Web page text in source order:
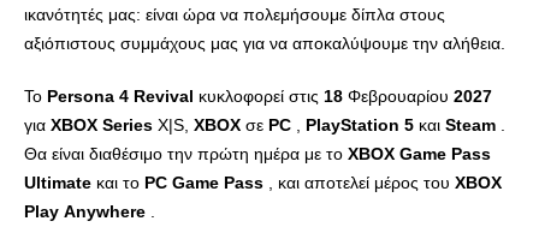
ικανότητές μας: είναι ώρα να πολεμήσουμε δίπλα στους
αξιόπιστους συμμάχους μας για να αποκαλύψουμε την αλήθεια.
Το Persona 4 Revival κυκλοφορεί στις 18 Φεβρουαρίου 2027
για XBOX Series X|S, XBOX σε PC PlayStation 5 και Steam
Θα είναι διαθέσιμο την πρώτη ημέρα με το XBOX Game Pass
Ultimate και το PC Game Pass , και αποτελεί μέρος του XBOX
Play Anywhere